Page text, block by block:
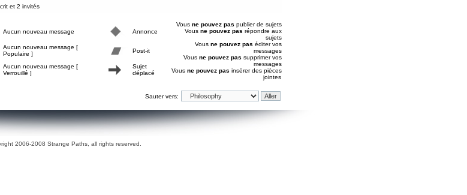
et 2 invités
Aucun nouveau message Annonce
Aucun nouveau message [
Populaire ]
Post-it
Aucun nouveau message [
Verrouillé ]
Sujet
déplacé
Vous ne pouvez pas publier de sujets
Vous ne pouvez pas répondre aux
sujets
Vous ne pouvez pas éditer vos
messages
Vous ne pouvez pas supprimer vos
messages
Vous ne pouvez pas insérer des pièces
jointes
Sauter vers:
2006-2008 Strange Paths, all rights reserved.